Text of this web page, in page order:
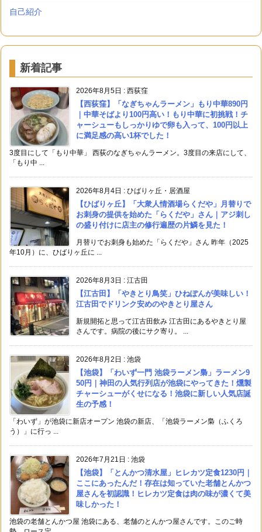
自己紹介
新着記事
2026年8月5日 : 西荻窪
【西荻窪】「なぎちゃんラーメン」もり中華890円
｜中華そばより100円高い！もり中華に初挑戦！チ
ャーシューもしっかりゆで卵も入って、100円以上
に満足感の高い1杯でした！
3度目にして「もり中華」 西荻のなぎちゃんラーメン。3度目の来店にして、
「もり中 ...
2026年8月4日 : ひばりヶ丘・居酒屋
【ひばりヶ丘】「大衆人情酒場らくだや」月替りで
お刺身の提供を始めた「らくだや」さん｜アジ刺し
の盛り付けに店主の修行遍歴の片鱗を見た！
月替りでお刺身も始めた「らくだや」さん 昨年（2025
年10月）に、ひばりヶ丘に ...
2026年8月3日 : 江古田
【江古田】「やきとり鳥笑」ひねぽんが美味しい！
江古田でドリンク安めのやきとり屋さん
新規開拓と思って江古田飲み 江古田にあるやきとり屋
さんです。病院の後にサク寄り。 ...
2026年8月2日 : 池袋
【池袋】「わいず一門 池袋ラーメン梟」ラーメン9
50円｜神田の人気行列店が池袋にやってきた！燻製
チャーシューがくせになる！池袋に新しい人気店誕
生の予感！
「わいず」が池袋に新店オープン 池袋の新店、「池袋ラーメン梟（ふくろ
う）」に行っ ...
2026年7月21日 : 池袋
【池袋】「とんかつ清水屋」ヒレカツ定食1230円｜
ここにあったんだ！存在は知っていた老舗とんかつ
屋さんを初認識！ヒレカツ定食は肉の味が濃くて美
味しかった！
池袋の老舗とんかつ屋 池袋にある、老舗のとんかつ屋さんです。このご時